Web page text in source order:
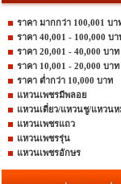
ราคา มากกว่า 100,001 บา
ราคา 40,001 - 100,000 บา
ราคา 20,001 - 40,000 บาท
ราคา 10,001 - 20,000 บาท
ราคา ต่ำกว่า 10,000 บาท
แหวนเพชรมีพลอย
แหวนเดี่ยว/แหวนชู/แหวน
แหวนเพชรแถว
แหวนเพชรรุ่น
แหวนเพชรอักษร